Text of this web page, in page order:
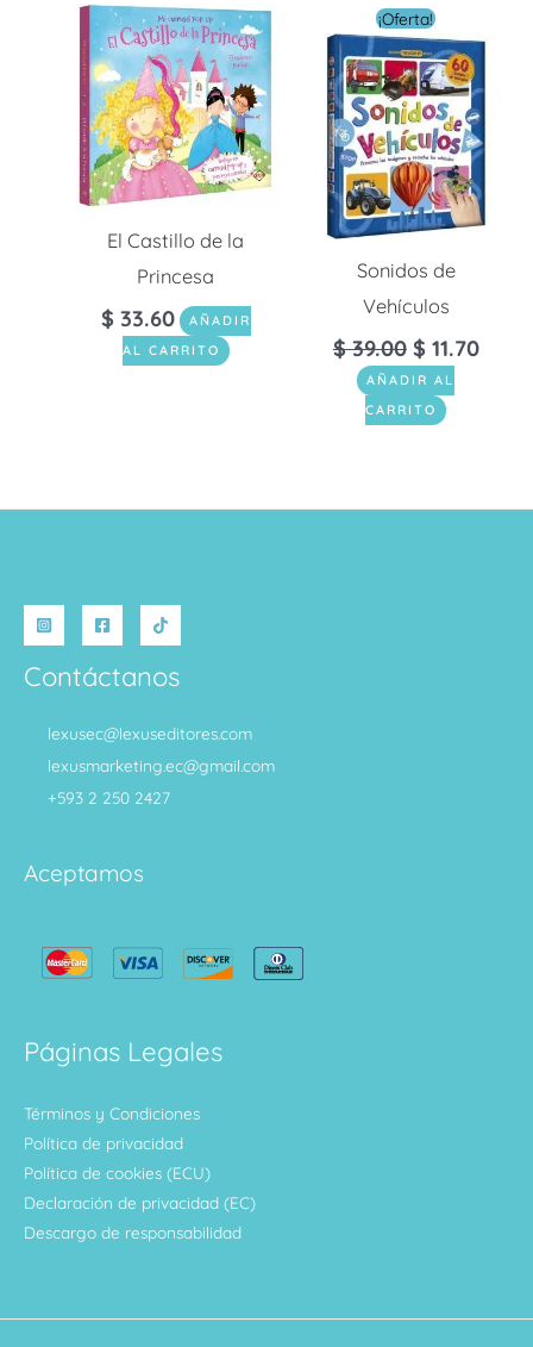
El Castillo de la
Princesa
$ 33.60
AÑADIR
AL CARRITO
¡Oferta!
Sonidos de
Vehículos
$39.00
El
precio
original
era:
$ 39.00.
$ 11.70
es:
$
AÑADIR AL
CARRITO
Contáctanos
lexusec@lexuseditores.com
lexusmarketing.ec@gmail.com
+593 2 250 2427
Aceptamos
Páginas Legales
Términos y Condiciones
Política de privacidad
Política de cookies (ECU)
Declaración de privacidad (EC)
Descargo de responsabilidad